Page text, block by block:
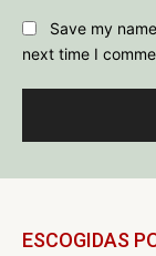
Save my
next time I
ESCOGIDAS